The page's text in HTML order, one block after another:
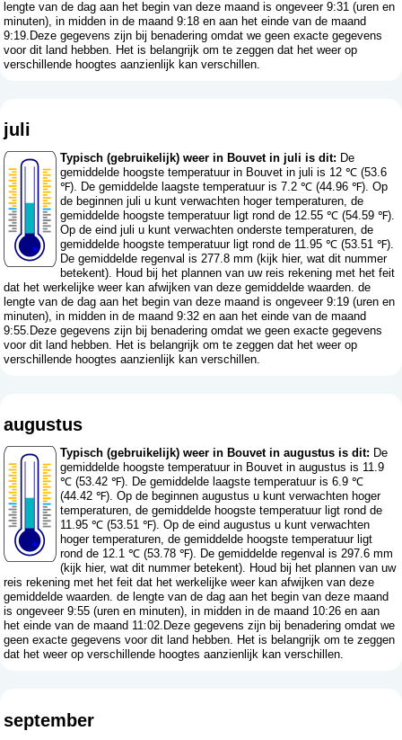
lengte van de dag aan het begin van deze maand is ongeveer 9:31 (uren en
minuten), in midden in de maand 9:18 en aan het einde van de maand
9:19.Deze gegevens zijn bij benadering omdat we geen exacte gegevens
voor dit land hebben. Het is belangrijk om te zeggen dat het weer op
verschillende hoogtes aanzienlijk kan verschillen.
juli
Typisch (gebruikelijk) weer in Bouvet in juli is dit: De
gemiddelde hoogste temperatuur in Bouvet in juli is 12 ℃ (53.6
℉). De gemiddelde laagste temperatuur is 7.2 ℃ (44.96 ℉). Op
de beginnen juli u kunt verwachten hoger temperaturen, de
gemiddelde hoogste temperatuur ligt rond de 12.55 ℃ (54.59 ℉).
Op de eind juli u kunt verwachten onderste temperaturen, de
gemiddelde hoogste temperatuur ligt rond de 11.95 ℃ (53.51 ℉).
De gemiddelde regenval is 277.8 mm (kijk hier, wat dit nummer
betekent). Houd bij het plannen van uw reis rekening met het feit
dat het werkelijke weer kan afwijken van deze gemiddelde waarden. de
lengte van de dag aan het begin van deze maand is ongeveer 9:19 (uren en
minuten), in midden in de maand 9:32 en aan het einde van de maand
9:55.Deze gegevens zijn bij benadering omdat we geen exacte gegevens
voor dit land hebben. Het is belangrijk om te zeggen dat het weer op
verschillende hoogtes aanzienlijk kan verschillen.
augustus
Typisch (gebruikelijk) weer in Bouvet in augustus is dit: De
gemiddelde hoogste temperatuur in Bouvet in augustus is 11.9
℃ (53.42 ℉). De gemiddelde laagste temperatuur is 6.9 ℃
(44.42 ℉). Op de beginnen augustus u kunt verwachten hoger
temperaturen, de gemiddelde hoogste temperatuur ligt rond de
11.95 ℃ (53.51 ℉). Op de eind augustus u kunt verwachten
hoger temperaturen, de gemiddelde hoogste temperatuur ligt
rond de 12.1 ℃ (53.78 ℉). De gemiddelde regenval is 297.6 mm
(kijk hier, wat dit nummer betekent). Houd bij het plannen van uw
reis rekening met het feit dat het werkelijke weer kan afwijken van deze
gemiddelde waarden. de lengte van de dag aan het begin van deze maand
is ongeveer 9:55 (uren en minuten), in midden in de maand 10:26 en aan
het einde van de maand 11:02.Deze gegevens zijn bij benadering omdat we
geen exacte gegevens voor dit land hebben. Het is belangrijk om te zeggen
dat het weer op verschillende hoogtes aanzienlijk kan verschillen.
september